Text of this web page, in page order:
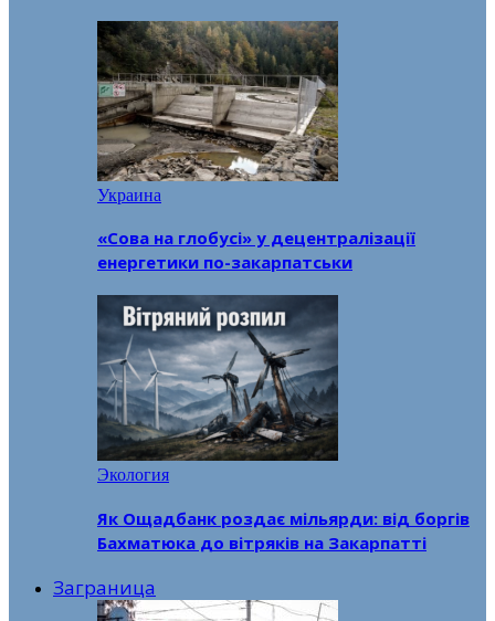
Украина
«Сова на глобусі» у децентралізації
енергетики по-закарпатськи
Экология
Як Ощадбанк роздає мільярди: від боргів
Бахматюка до вітряків на Закарпатті
Заграница